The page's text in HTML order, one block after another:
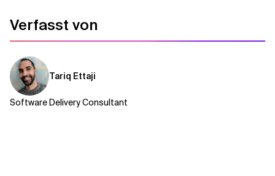
Verfasst von
Tariq Ettaji
Software Delivery Consultant